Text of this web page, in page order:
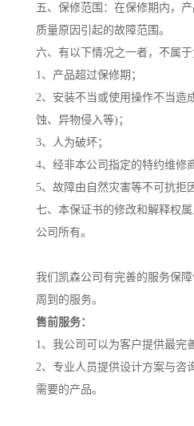
五、保修范围：在保修期内，
质量原因引起的故障范围。
六、有以下情况之一者，不属
1、产品超过保修期；
2、安装不当或使用操作不当造
蚀、异物侵入等)；
3、人为破坏；
4、经非本公司指定的特约维修
5、故障由自然灾害等不可抗拒
七、本保证书的修改和解释权
公司所有。
我们凯森公司有完善的服务保
周到的服务。
售前服务：
1、我公司可以为客户提供最完
2、专业人员提供设计方案与咨
需要的产品。